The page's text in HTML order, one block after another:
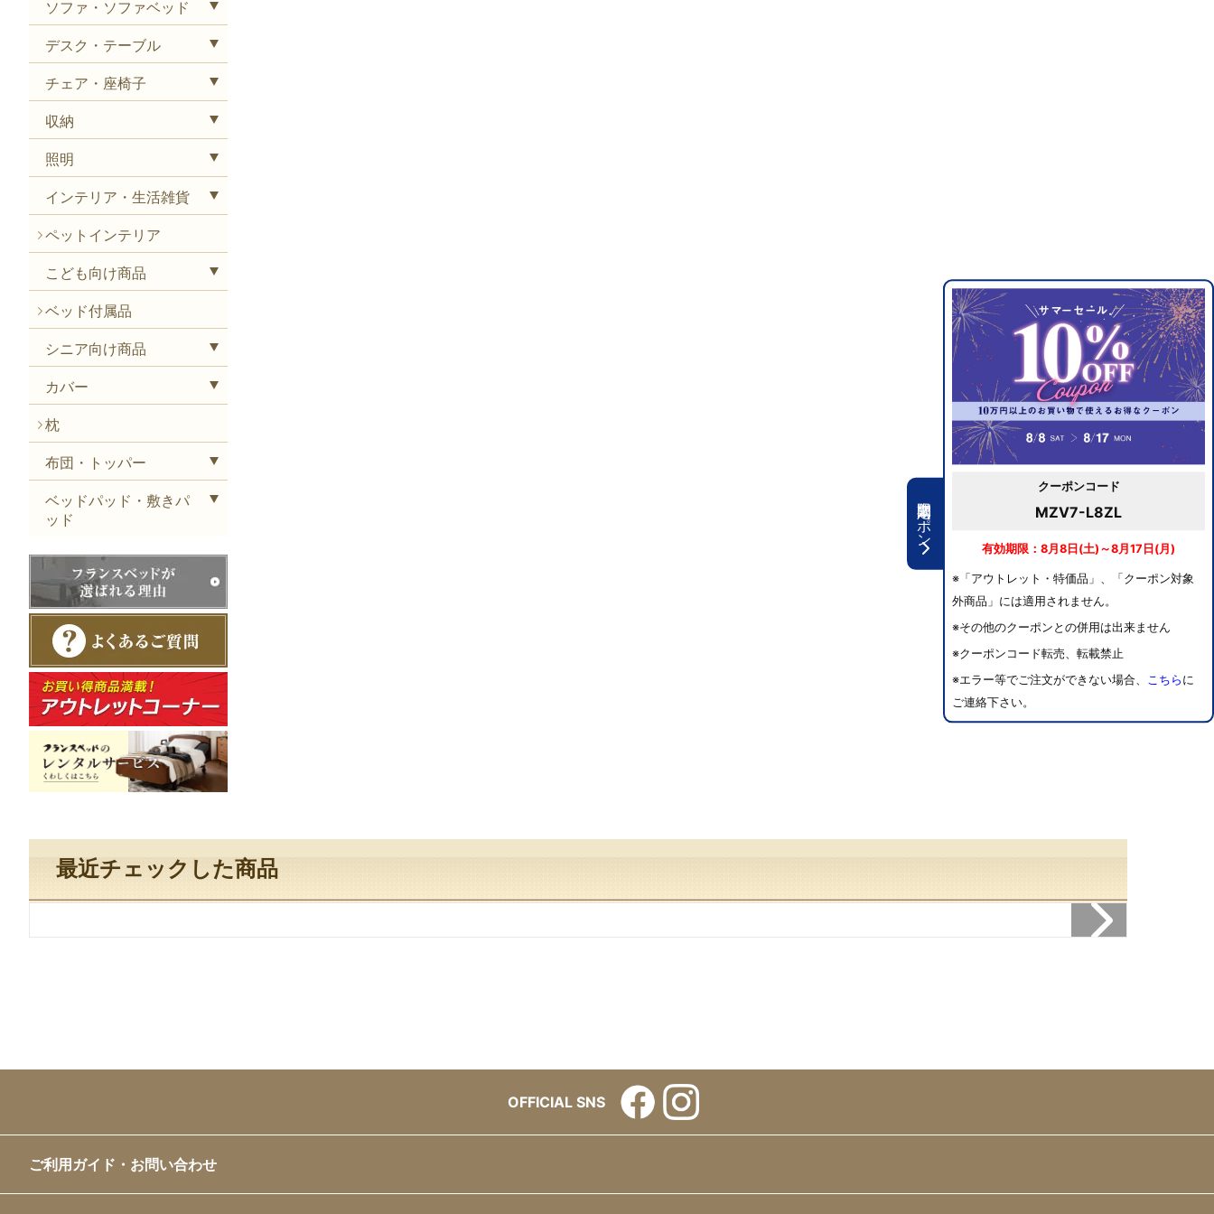
期間限定クーポン
クーポンコード
MZV7-L8ZL
有効期限：8月8日(土)～8月17日(月)
※「アウトレット・特価品」、「クーポン対象
外商品」には適用されません。
※その他のクーポンとの併用は出来ません
※クーポンコード転売、転載禁止
※エラー等でご注文ができない場合、 こちら に
ご連絡下さい。
ソファ・ソファベッド
デスク・テーブル
チェア・座椅子
収納
照明
インテリア・生活雑貨
ペットインテリア
こども向け商品
ベッド付属品
シニア向け商品
カバー
枕
布団・トッパー
ベッドパッド・敷きパ
ッド
最近チェックした商品
OFFICIAL SNS
ご利用ガイド・お問い合わせ